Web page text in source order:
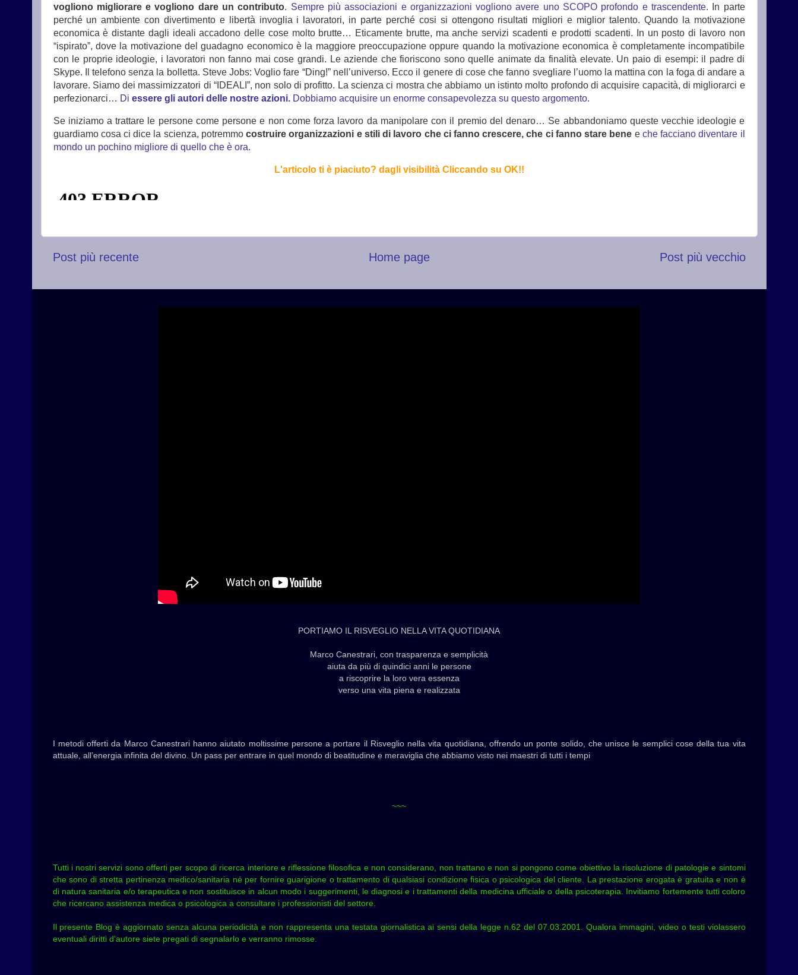
vogliono migliorare e vogliono dare un contributo. Sempre più associazioni e organizzazioni vogliono avere uno SCOPO profondo e trascendente. In parte
perché un ambiente con divertimento e libertà invoglia i lavoratori, in parte perché cosi si ottengono risultati migliori e miglior talento. Quando la motivazione
economica è distante dagli ideali accadono delle cose molto brutte… Eticamente brutte, ma anche servizi scadenti e prodotti scadenti. In un posto di lavoro non
“ispirato”, dove la motivazione del guadagno economico è la maggiore preoccupazione oppure quando la motivazione economica è completamente incompatibile
con le proprie ideologie, i lavoratori non fanno mai cose grandi. Le aziende che fioriscono sono quelle animate da finalità elevate. Un paio di esempi: il padre di
Skype. Il telefono senza la bolletta. Steve Jobs: Voglio fare “Ding!” nell’universo. Ecco il genere di cose che fanno svegliare l’uomo la mattina con la foga di andare a
lavorare. Siamo dei massimizzatori di “IDEALI”, non solo di profitto. La scienza ci mostra che abbiamo un istinto molto profondo di acquisire capacità, di migliorarci e
perfezionarci… Di essere gli autori delle nostre azioni. Dobbiamo acquisire un enorme consapevolezza su questo argomento.
Se iniziamo a trattare le persone come persone e non come forza lavoro da manipolare con il premio del denaro… Se abbandoniamo queste vecchie ideologie e
guardiamo cosa ci dice la scienza, potremmocostruire organizzazioni e stili di lavoro che ci fanno crescere, che ci fanno stare bene e che facciano diventare il
mondo un pochino migliore di quello che è ora.
L'articolo ti è piaciuto? dagli visibilità Cliccando su OK!!
Post più recente Post più vecchio
Home page
PORTIAMO IL RISVEGLIO NELLA VITA QUOTIDIANA
Marco Canestrari, con trasparenza e semplicità
aiuta da più di quindici anni le persone
a riscoprire la loro vera essenza
verso una vita piena e realizzata
I metodi offerti da Marco Canestrari hanno aiutato moltissime persone a portare il Risveglio nella vita quotidiana, offrendo un ponte solido, che unisce le semplici cose della tua vita
attuale, all’energia infinita del divino. Un pass per entrare in quel mondo di beatitudine e meraviglia che abbiamo visto nei maestri di tutti i tempi
~~~
Tutti i nostri servizi sono offerti per scopo di ricerca interiore e riflessione filosofica e non considerano, non trattano e non si pongono come obiettivo la risoluzione di patologie e sintomi
che sono di stretta pertinenza medico/sanitaria né per fornire guarigione o trattamento di qualsiasi condizione fisica o psicologica del cliente. La prestazione erogata è gratuita e non è
di natura sanitaria e/o terapeutica e non sostituisce in alcun modo i suggerimenti, le diagnosi e i trattamenti della medicina ufficiale o della psicoterapia. Invitiamo fortemente tutti coloro
che ricercano assistenza medica o psicologica a consultare i professionisti del settore.
Il presente Blog è aggiornato senza alcuna periodicità e non rappresenta una testata giornalistica ai sensi della legge n.62 del 07.03.2001. Qualora immagini, video o testi violassero
eventuali diritti d'autore siete pregati di segnalarlo e verranno rimosse.